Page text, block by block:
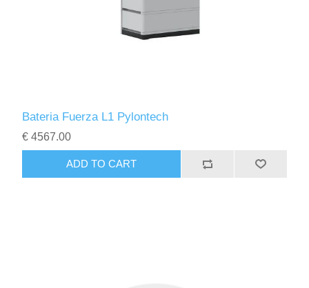
Bateria Fuerza L1 Pylontech
€ 4567.00